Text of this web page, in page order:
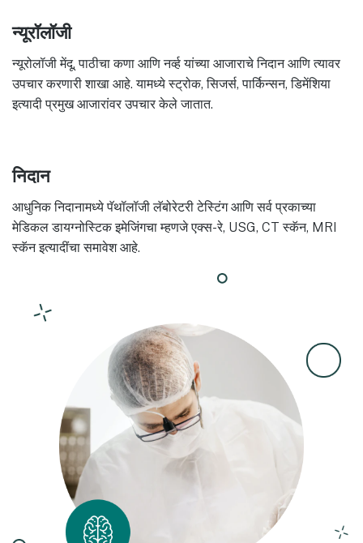
न्यूरॉलॉजी
न्यूरोलॉजी मेंदू, पाठीचा कणा आणि नर्व्ह यांच्या आजाराचे निदान आणि त्यावर
उपचार करणारी शाखा आहे. यामध्ये स्ट्रोक, सिजर्स, पार्किन्सन, डिमेंशिया
इत्यादी प्रमुख आजारांवर उपचार केले जातात.
निदान
आधुनिक निदानामध्ये पॅथॉलॉजी लॅबोरेटरी टेस्टिंग आणि सर्व प्रकाच्या
मेडिकल डायग्नोस्टिक इमेजिंगचा म्हणजे एक्स-रे, USG, CT स्कॅन, MRI
स्कॅन इत्यादींचा समावेश आहे.